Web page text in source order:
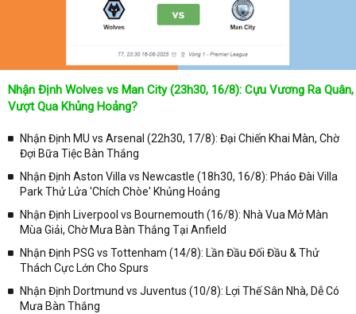
Nhận Định Wolves vs Man City (23h30, 16/8): Cựu Vương Ra Quân,
Vượt Qua Khủng Hoảng?
Nhận Định MU vs Arsenal (22h30, 17/8): Đại Chiến Khai Màn, Chờ
Đợi Bữa Tiệc Bàn Thắng
Nhận Định Aston Villa vs Newcastle (18h30, 16/8): Pháo Đài Villa
Park Thử Lửa 'Chích Chòe' Khủng Hoảng
Nhận Định Liverpool vs Bournemouth (16/8): Nhà Vua Mở Màn
Mùa Giải, Chờ Mưa Bàn Thắng Tại Anfield
Nhận Định PSG vs Tottenham (14/8): Lần Đầu Đối Đầu & Thử
Thách Cực Lớn Cho Spurs
Nhận Định Dortmund vs Juventus (10/8): Lợi Thế Sân Nhà, Dễ Có
Mưa Bàn Thắng